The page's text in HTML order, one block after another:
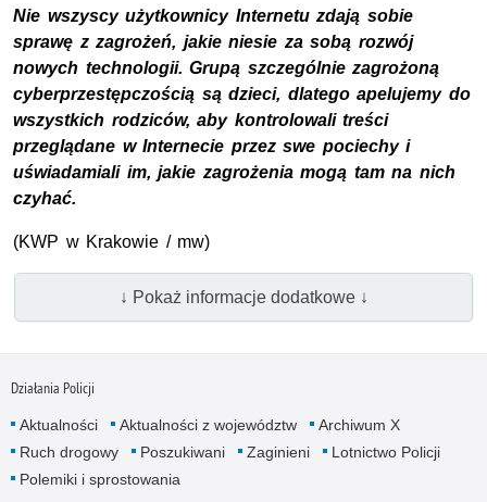
Nie wszyscy użytkownicy Internetu zdają sobie
sprawę z zagrożeń, jakie niesie za sobą rozwój
nowych technologii. Grupą szczególnie zagrożoną
cyberprzestępczością są dzieci, dlatego apelujemy do
wszystkich rodziców, aby kontrolowali treści
przeglądane w Internecie przez swe pociechy i
uświadamiali im, jakie zagrożenia mogą tam na nich
czyhać.
(KWP w Krakowie / mw)
↓ Pokaż informacje dodatkowe ↓
Działania Policji
Aktualności Aktualności z województw
Archiwum X
Ruch drogowy
Poszukiwani Zaginieni
Lotnictwo Policji
Polemiki i sprostowania